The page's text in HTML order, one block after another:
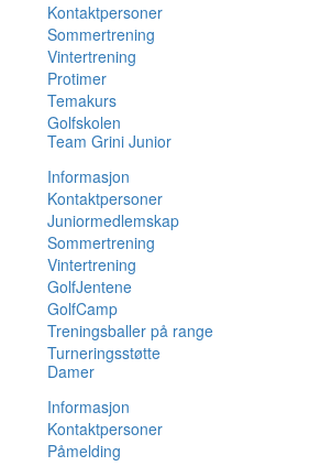
Kontaktpersoner
Sommertrening
Vintertrening
Protimer
Temakurs
Golfskolen
Team Grini Junior
Informasjon
Kontaktpersoner
Juniormedlemskap
Sommertrening
Vintertrening
GolfJentene
GolfCamp
Treningsballer på range
Turneringsstøtte
Damer
Informasjon
Kontaktpersoner
Påmelding